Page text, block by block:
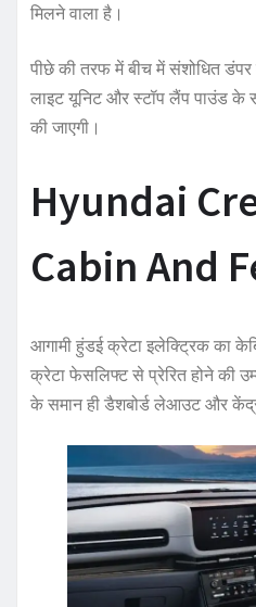
मिलने वाला है। ‌
पीछे की तरफ में बीच में संशोधित
लाइट यूनिट और स्टॉप लैंप पाउंड के
की जाएगी।
Hyundai
Cabin And
आगामी हुंडई क्रेटा इलेक्ट्रिक का
क्रेटा फेसलिफ्ट से प्रेरित होने की
के समान ही डैशबोर्ड लेआउट और